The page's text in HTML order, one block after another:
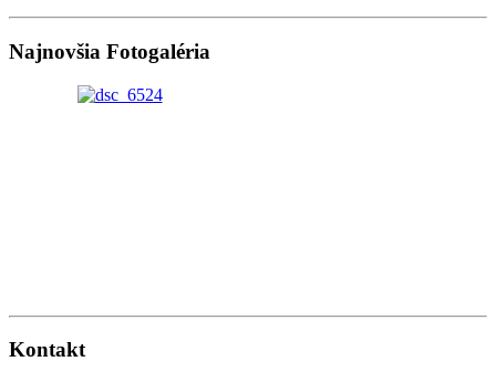
Najnovšia Fotogaléria
Kontakt